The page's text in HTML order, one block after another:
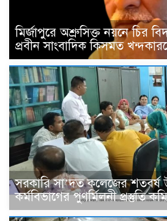
মির্জাপুরে অশ্রুসিক্ত নয়নে চির
প্রবীন সাংবাদিক কিসমত
সরকারি সা’দত কলেজের
কর্মবিভাগের পুণর্মিলনী প্রস্তুতি